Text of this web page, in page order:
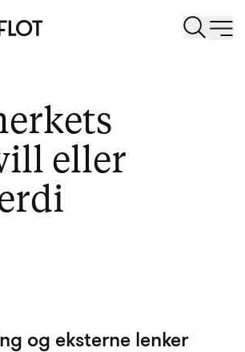
eller
og eksterne lenker